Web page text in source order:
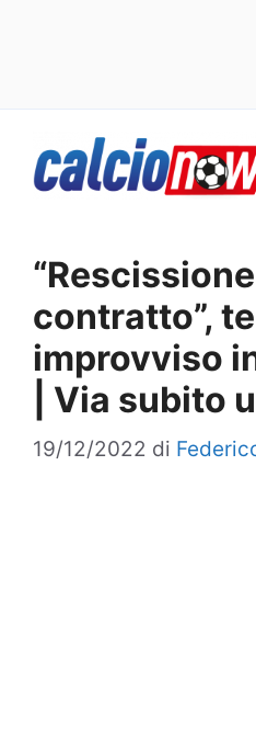
contratto”,
improvviso
| Via subito
19/12/2022 di